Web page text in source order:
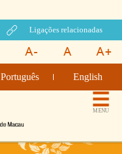
Ligações relacionadas
Português English
MENU